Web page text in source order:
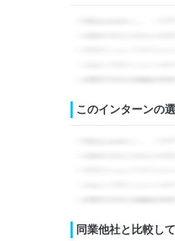
このインターンの
同業他社と比較し